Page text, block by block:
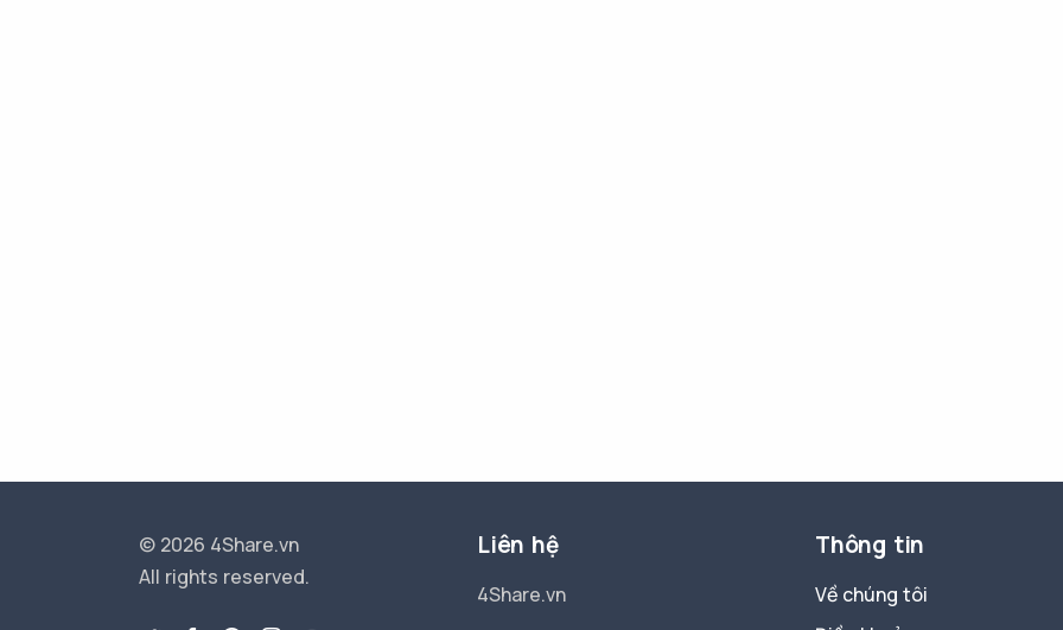
© 2026 4Share.vn
All rights reserved.
Liên hệ
4Share.vn
Thông tin
Về chúng tôi